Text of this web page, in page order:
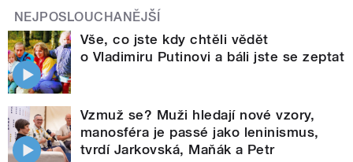
NEJPOSLOUCHANĚJŠÍ
Vše, co jste kdy chtěli vědět
o Vladimiru Putinovi a báli jste se zeptat
Vzmuž se? Muži hledají nové vzory,
manosféra je passé jako leninismus,
tvrdí Jarkovská, Maňák a Petr